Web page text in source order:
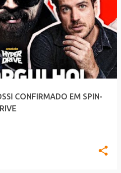
CONFIRMADO EM SPIN-